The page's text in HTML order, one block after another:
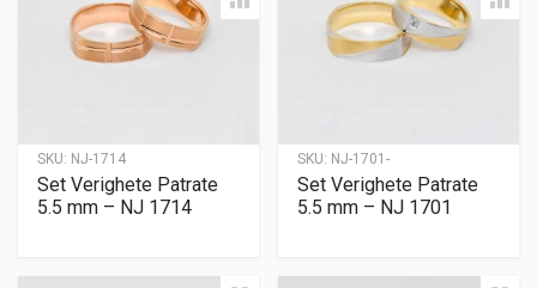
SKU: NJ-1714
Set Verighete Patrate
5.5 mm – NJ 1714
SKU: NJ-1701-
Set Verighete Patrate
5.5 mm – NJ 1701